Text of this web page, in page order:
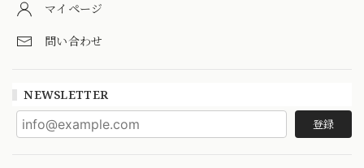
マイページ
問い合わせ
NEWSLETTER
登録